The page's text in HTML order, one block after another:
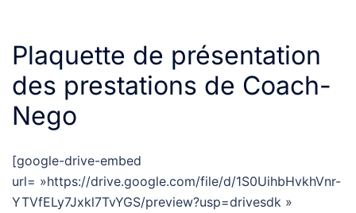
Plaquette de présentation
des prestations de Coach-
Nego
[google-drive-embed
url= »https://drive.google.com/file/d/1S0UihbHvkhVnr-
YTVfELy7Jxkl7TvYGS/preview?usp=drivesdk »